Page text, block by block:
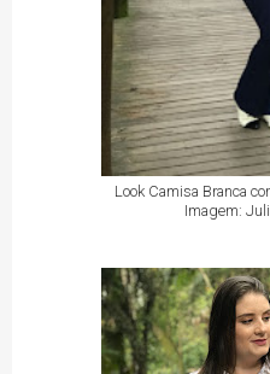
Look Camisa Branca
Imagem: